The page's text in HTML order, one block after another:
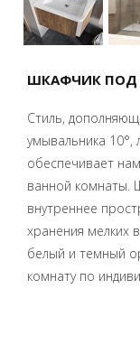
ШКАФЧИК ПОД
Стиль,
умывальника 10°,
обеспечивает
ванной комнаты.
внутреннее
хранения мелких
белый и темный
комнату по